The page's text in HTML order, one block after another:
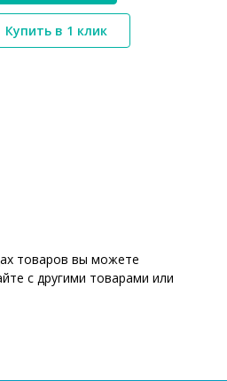
*}
Купить в 1 клик
товаров вы можете
с другими товарами или